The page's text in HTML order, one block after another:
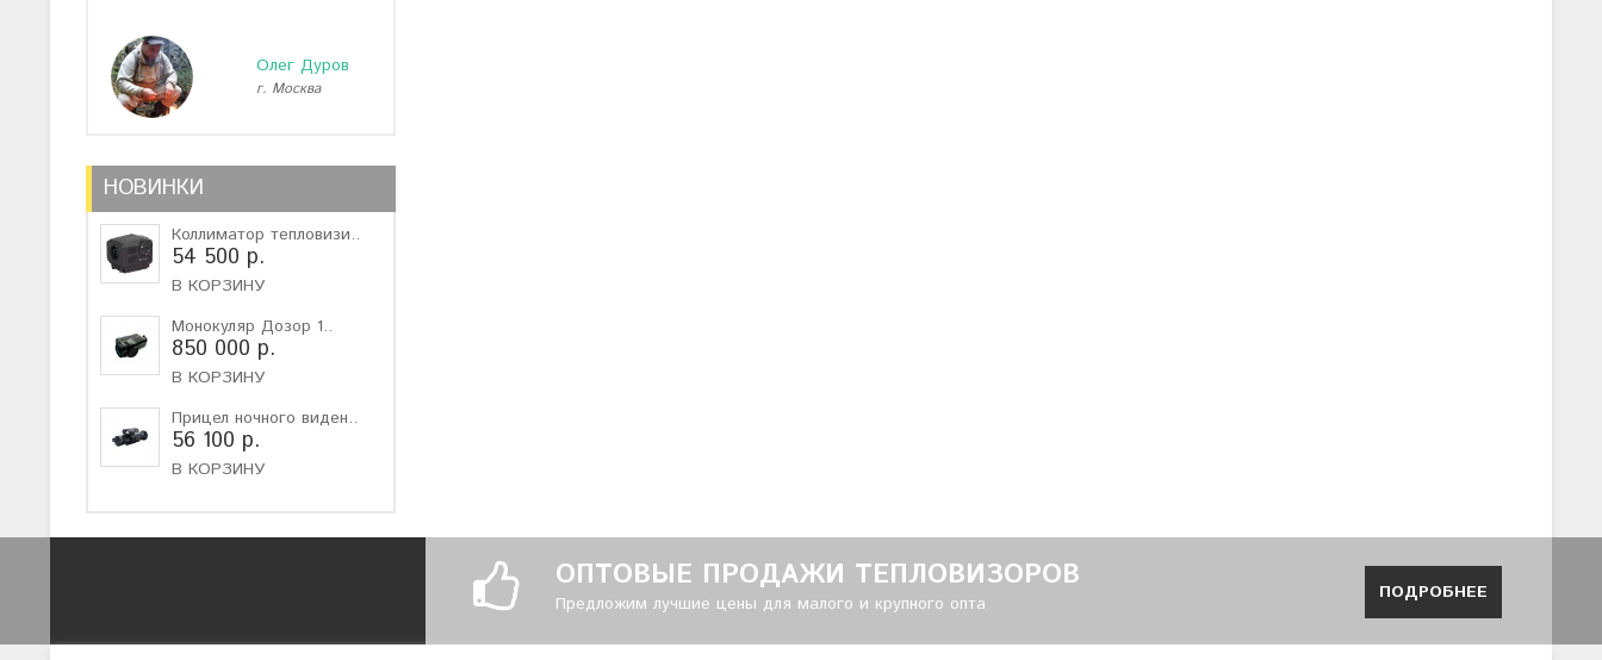
Олег Дуров
г. Москва
НОВИНКИ
Коллиматор тепловизи..
54 500 р.
В КОРЗИНУ
Монокуляр Дозор 1..
850 000 р.
В КОРЗИНУ
Прицел ночного виден..
56 100 р.
В КОРЗИНУ
ОПТОВЫЕ ПРОДАЖИ ТЕПЛОВИЗОРОВ
Предложим лучшие цены для малого и крупного опта ПОДРОБНЕЕ